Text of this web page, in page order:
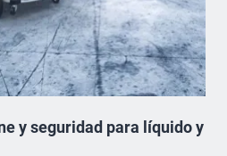
y seguridad para líquido y